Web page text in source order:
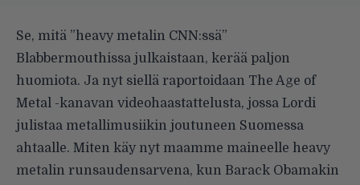
Se, mitä ”heavy metalin CNN:ssä”
Blabbermouthissa julkaistaan, kerää paljon
huomiota. Ja nyt siellä raportoidaan The Age of
Metal -kanavan videohaastattelusta, jossa Lordi
julistaa metallimusiikin joutuneen Suomessa
ahtaalle. Miten käy nyt maamme maineelle heavy
metalin runsaudensarvena, kun Barack Obamakin